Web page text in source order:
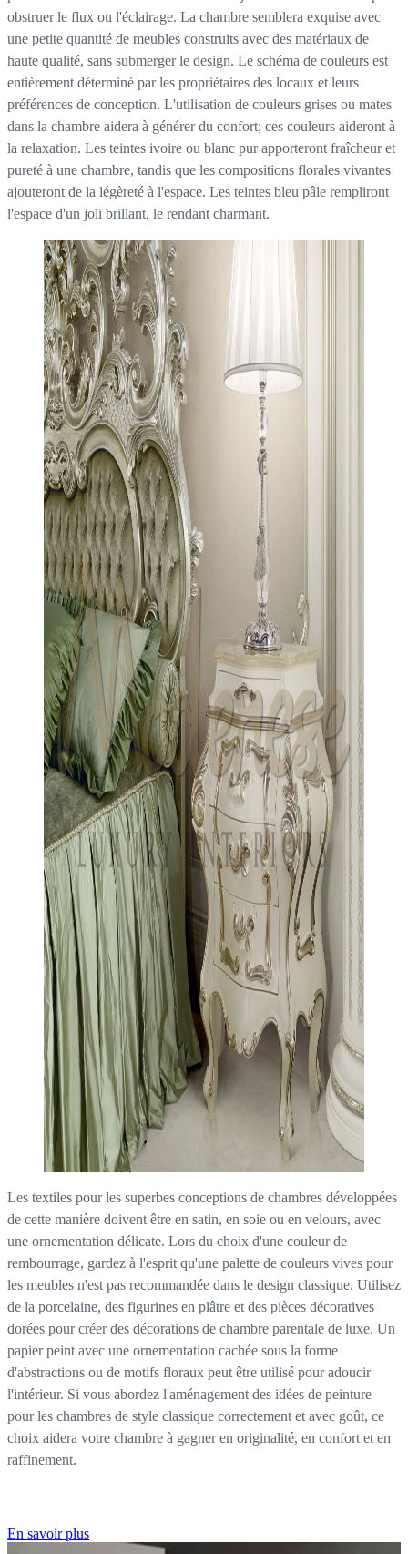
obstruer le flux ou l'éclairage. La chambre semblera exquise avec
une petite quantité de meubles construits avec des matériaux de
haute qualité, sans submerger le design. Le schéma de couleurs est
entièrement déterminé par les propriétaires des locaux et leurs
préférences de conception. L'utilisation de couleurs grises ou mates
dans la chambre aidera à générer du confort; ces couleurs aideront à
la relaxation. Les teintes ivoire ou blanc pur apporteront fraîcheur et
pureté à une chambre, tandis que les compositions florales vivantes
ajouteront de la légèreté à l'espace. Les teintes bleu pâle rempliront
l'espace d'un joli brillant, le rendant charmant.
Les textiles pour les superbes conceptions de chambres développées
de cette manière doivent être en satin, en soie ou en velours, avec
une ornementation délicate. Lors du choix d'une couleur de
rembourrage, gardez à l'esprit qu'une palette de couleurs vives pour
les meubles n'est pas recommandée dans le design classique. Utilisez
de la porcelaine, des figurines en plâtre et des pièces décoratives
dorées pour créer des décorations de chambre parentale de luxe. Un
papier peint avec une ornementation cachée sous la forme
d'abstractions ou de motifs floraux peut être utilisé pour adoucir
l'intérieur. Si vous abordez l'aménagement des idées de peinture
pour les chambres de style classique correctement et avec goût, ce
choix aidera votre chambre à gagner en originalité, en confort et en
raffinement.
En savoir plus